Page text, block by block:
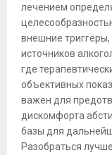
лечением
внешние
источников
где
объективных
важен для
дискомфорта
базы для
Разобраться